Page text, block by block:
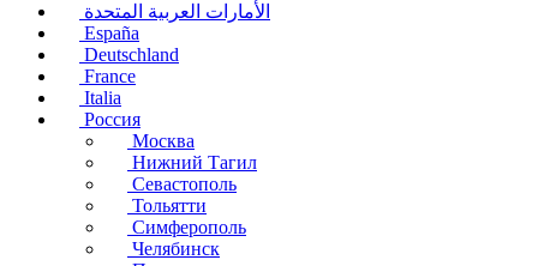
الأمارات العربية المتحدة
España
Deutschland
France
Italia
Россия
Москва
Нижний Тагил
Севастополь
Тольятти
Симферополь
Челябинск